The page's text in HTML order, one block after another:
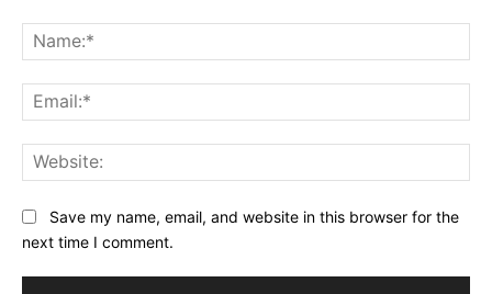
Save my name, email, and website in this browser for the
next time I comment.